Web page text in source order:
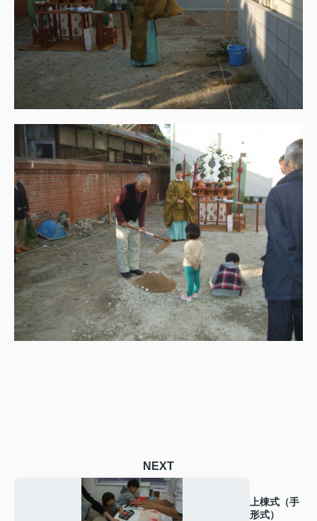
NEXT
上棟式（手
形式）